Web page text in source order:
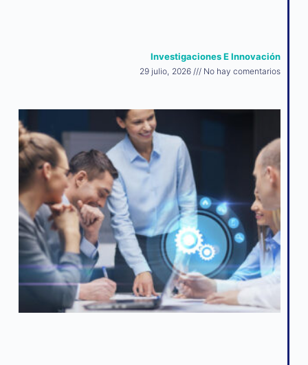
Investigaciones E Innovación
29 julio, 2026 No hay comentarios